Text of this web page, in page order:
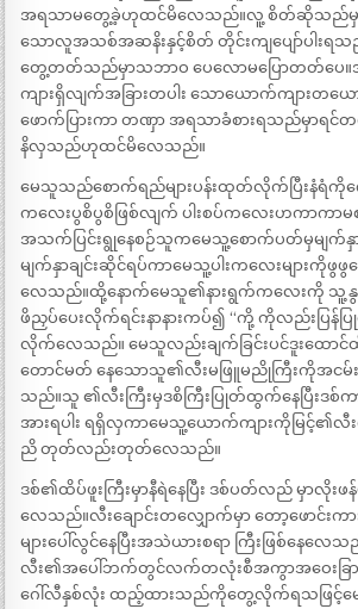
အရသာမတွေ့ခဲ့ဟုထင်မိလေသည်။လူ့ စိတ်ဆိုသည်မှ
သောလူအသစ်အဆနိးနှင့်စိတ် တိုင်းကျပျော်ပါးရ
တွေ့တတ်သည်မှာသဘာဝ ပေလောမပြောတတ်ပေ
ကျားရှိလျက်အခြားတပါး သောယောက်ကျားတ
ဖောက်ပြားကာ တဏှာ အရသာခံစားရသည်မှာရင်
နိလှသည်ဟုထင်မိလေသည်။
မေသူသည်စောက်ရည်များပန်းထုတ်လိုက်ပြီးနံရံကို
ကလေးပွစိပွစိဖြစ်လျက် ပါးစပ်ကလေးဟကာကာမ
အသက်ပြင်းရွုနေစဉ်သူကမေသူ့စောက်ပတ်မှမျက်နှ
မျက်နှာချင်းဆိုင်ရပ်ကာမေသူ့ပါးကလေးများကိုဖွ
လေသည်။ထို့နောက်မေသူ၏နားရွက်ကလေးကို သူ့နွု
ဖိညှပ်ပေးလိုက်ရင်းနာနားကပ်၍ “ကို့ ကိုလည်းပြန်ပြုစု
လိုက်လေသည်။ မေသူလည်းချက်ခြင်းပင်ဒူးထောင်
တောင်မတ် နေသောသူ၏လီးမဖြူမညိုကြီးကိုအင
သည်။သူ ၏လီးကြီးမှဒစိကြီးပြုတ်ထွက်နေပြီးဒစ်ကာ
အားရပါး ရရှိလှကာမေသူ့ယောက်ကျားကိုမြင့်
ညိ တုတ်လည်းတုတ်လေသည်။
ဒစ်၏ထိပ်ဖူးကြီးမှာနီရဲနေပြီး ဒစ်ပတ်လည် မှာလိုးဖ
လေသည်။လီးချောင်းတလျှောက်မှာ တော့ဖောင်းကာ
များပေါ်လွင်နေပြီးအသဲယားစရာ ကြီးဖြစ်နေလ
လီး၏အပေါ်ဘက်တွင်လက်တလုံးစီအကွာအဝေးခြ
ဂေါ်လီနှစ်လုံး ထည့်ထားသည်ကိုတွေ့လိုက်ရသဖြင့်မ